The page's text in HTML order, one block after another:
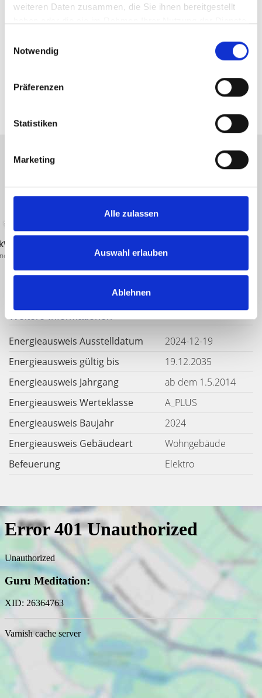
weiteren Daten zusammen, die Sie ihnen bereitgestellt
Notwendig
Präferenzen
Statistiken
Marketing
Alle zulassen
Auswahl erlauben
Ablehnen
360° Tour
Webseite
/ (m²*a)
Weitere Informationen
Energieausweis Ausstelldatum
2024-12-19
Energieausweis gültig bis
19.12.2035
Energieausweis Jahrgang
ab dem 1.5.2014
Energieausweis Werteklasse
A_PLUS
Energieausweis Baujahr
2024
Energieausweis Gebäudeart
Wohngebäude
Befeuerung
Elektro